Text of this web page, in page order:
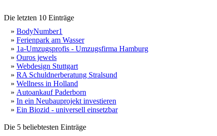
Die letzten 10 Einträge
» BodyNumber1
» Ferienpark am Wasser
» 1a-Umzugsprofis - Umzugsfirma Hamburg
» Ouros jewels
» Webdesign Stuttgart
» RA Schuldnerberatung Stralsund
» Wellness in Holland
» Autoankauf Paderborn
» In ein Neubauprojekt investieren
» Ein Biozid - universell einsetzbar
Die 5 beliebtesten Einträge